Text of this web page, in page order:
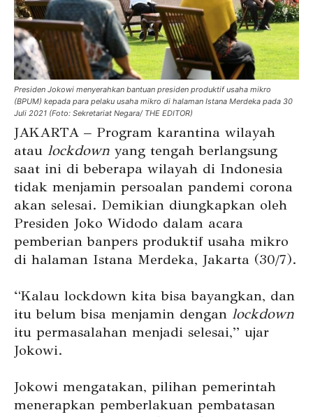
Presiden Jokowi menyerahkan bantuan presiden produktif usaha mikro
(BPUM) kepada para pelaku usaha mikro di halaman Istana Merdeka pada 30
Juli 2021 (Foto: Sekretariat Negara/ THE EDITOR)
JAKARTA – Program karantina wilayah
atau lockdown yang tengah berlangsung
saat ini di beberapa wilayah di Indonesia
tidak menjamin persoalan pandemi corona
akan selesai. Demikian diungkapkan oleh
Presiden Joko Widodo dalam acara
pemberian banpers produktif usaha mikro
di halaman Istana Merdeka, Jakarta (30/7).
“Kalau lockdown kita bisa bayangkan, dan
itu belum bisa menjamin dengan lockdown
itu permasalahan menjadi selesai,” ujar
Jokowi.
Jokowi mengatakan, pilihan pemerintah
menerapkan pemberlakuan pembatasan